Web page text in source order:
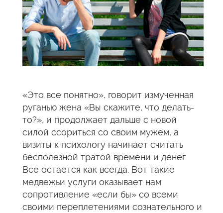
«Это все понятно», говорит измученная
руганью жена «Вы скажите, что делать-
то?», и продолжает дальше с новой
силой ссориться со своим мужем, а
визиты к психологу начинает считать
бесполезной тратой времени и денег.
Все остается как всегда. Вот такие
медвежьи услуги оказывает нам
сопротивление «если бы» со всеми
своими переплетениями сознательного и